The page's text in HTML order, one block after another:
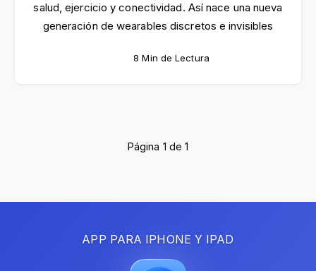
salud, ejercicio y conectividad. Así nace una nueva
generación de wearables discretos e invisibles
8 Min de Lectura
Página 1 de 1
APP PARA IPHONE Y IPAD